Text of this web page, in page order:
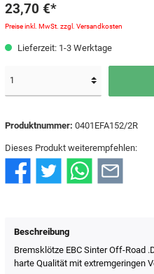
23,70 €*
Preise inkl. MwSt. zzgl. Versandkosten
Lieferzeit: 1-3 Werktage
Produktnummer: 0401EFA152/2R
Dieses Produkt weiterempfehlen:
Beschreibung
Bremsklötze EBC Sinter Off-Road
harte Qualität mit extremgeringen